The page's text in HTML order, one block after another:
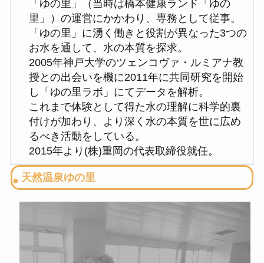
「ゆの里」（当時は橋本健康ランド「ゆの
里」）の運営にかかわり、専務として従事。
「ゆの里」に湧く働きと役割が異なった3つの
お水を通して、水の本質を探求。
2005年神戸大学のツェンコヴァ・ルミアナ教
授との出会いを機に2011年に共同研究を開始
し「ゆの里ラボ」にてデータを解析。
これまで体験として得た水の理解に科学的裏
付けが加わり、より深く水の本質を世に広め
るべき活動をしている。
2015年より(株)重岡の代表取締役就任。
天然温泉ゆの里